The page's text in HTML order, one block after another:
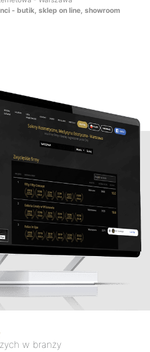
- butik, sklep on line, showroom
w branży